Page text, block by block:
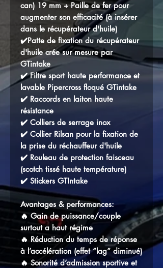
can) 19 mm + Paille de fer pour
augmenter son efficacité (à insérer
dans le récupérateur d'huile)
✔️Patte de fixation du récupérateur
d'huile crée sur mesure par
GTintake
✔️ Filtre sport haute performance et
lavable Pipercross floqué GTintake
✔️ Raccords en laiton haute
résistance
✔️ Colliers de serrage inox
✔️ Collier Rilsan pour la fixation de
la prise du réchauffeur d'huile
✔️ Rouleau de protection faisceau
(scotch tissé haute température)
✔️ Stickers GTIntake
Avantages & performances:
🔥 Gain de puissance/couple
surtout a haut régime
🔥 Réduction du temps de réponse
à l’accélération (effet “lag” diminué)
🔥 Sonorité d’admission sportive et